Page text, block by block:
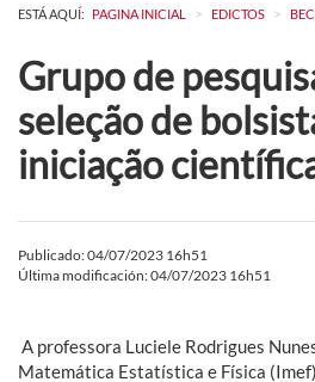
ESTÁ AQUÍ: PAGINA INICIAL > EDICTOS >
Grupo de
seleção de
iniciação
Publicado: 04/07/2023 16h51
Última modificación: 04/07/2023 16h51
A professora Luciele Rodrigues
Matemática Estatística e Física